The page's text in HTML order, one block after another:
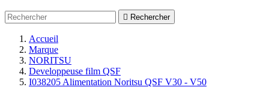
 Rechercher
Accueil
Marque
NORITSU
Developpeuse film QSF
I038205 Alimentation Noritsu QSF V30 - V50